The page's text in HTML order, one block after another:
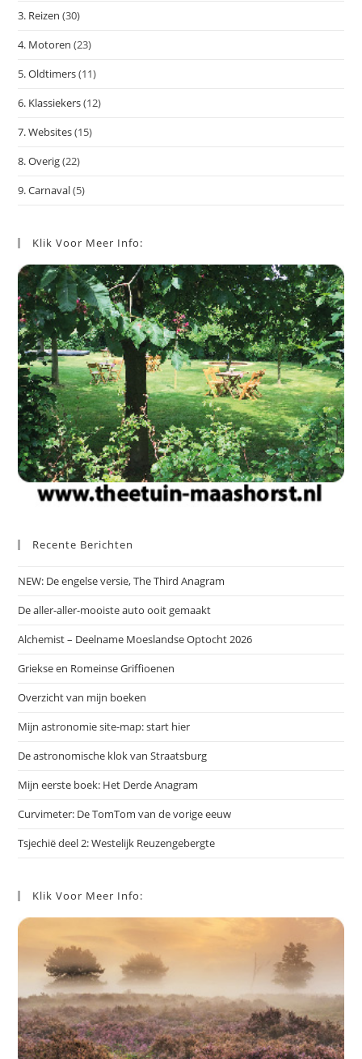
3. Reizen (30)
4. Motoren (23)
5. Oldtimers(11)
6. Klassiekers(12)
7. Websites(15)
8. Overig(22)
9. Carnaval(5)
Klik Voor Meer Info:
Recente Berichten
NEW: De engelse versie, The Third Anagram
De aller-aller-mooiste auto ooit gemaakt
Alchemist – Deelname Moeslandse Optocht 2026
Griekse en Romeinse Griffioenen
Overzicht van mijn boeken
Mijn astronomie site-map: start hier
De astronomische klok van Straatsburg
Mijn eerste boek: Het Derde Anagram
Curvimeter: De TomTom van de vorige eeuw
Tsjechië deel 2: Westelijk Reuzengebergte
Klik Voor Meer Info: